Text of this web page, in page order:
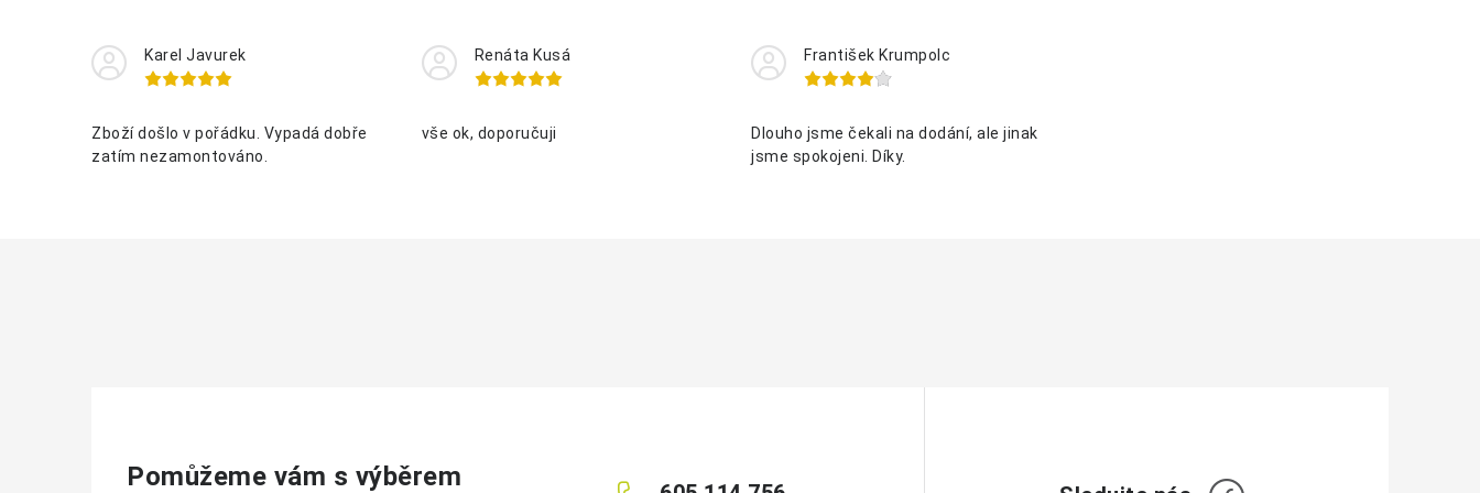
Karel Javurek
Zboží došlo v pořádku. Vypadá dobře
zatím nezamontováno.
Renáta Kusá
vše ok, doporučuji
František Krumpolc
Dlouho jsme čekali na dodání, ale jinak
jsme spokojeni. Díky.
Pomůžeme vám s výběrem